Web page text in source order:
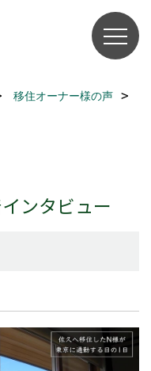
移住オーナー様の声
ンタビュー